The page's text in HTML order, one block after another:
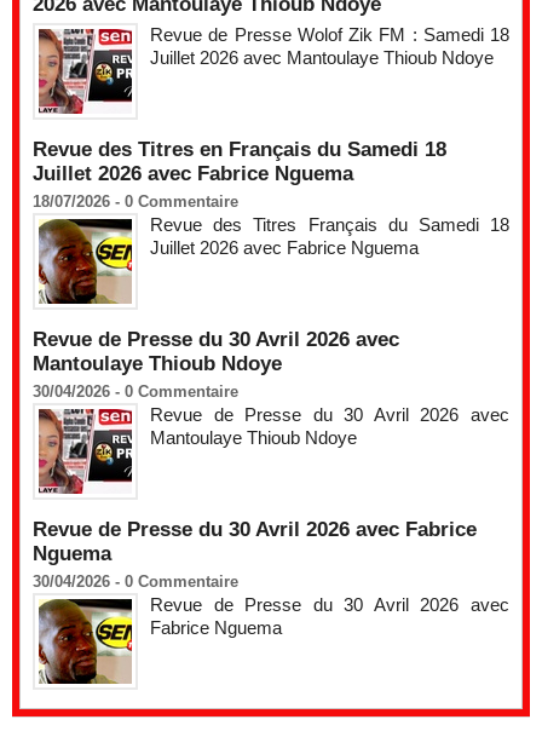
Revue de Presse Wolof Zik FM : Samedi 18
Juillet 2026 avec Mantoulaye Thioub Ndoye
Revue des Titres en Français du Samedi 18
Juillet 2026 avec Fabrice Nguema
18/07/2026 - 0 Commentaire
Revue des Titres Français du Samedi 18
Juillet 2026 avec Fabrice Nguema
Revue de Presse du 30 Avril 2026 avec
Mantoulaye Thioub Ndoye
30/04/2026 - 0 Commentaire
Revue de Presse du 30 Avril 2026 avec
Mantoulaye Thioub Ndoye
Revue de Presse du 30 Avril 2026 avec Fabrice
Nguema
30/04/2026 - 0 Commentaire
Revue de Presse du 30 Avril 2026 avec
Fabrice Nguema